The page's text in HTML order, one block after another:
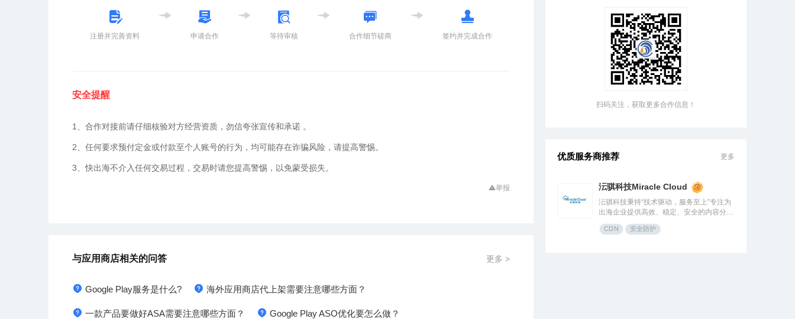
注册并完善资料 申请合作 等待审核 合作细节磋商 签约并完成合作
安全提醒
1、合作对接前请仔细核验对方经营资质，勿信夸张宣传和承诺 。
2、任何要求预付定金或付款至个人账号的行为，均可能存在诈骗风险，请提高警惕。
3、快出海不介入任何交易过程，交易时请您提高警惕，以免蒙受损失。
举报
与应用商店相关的问答 更多 >
Google Play服务是什么? 海外应用商店代上架需要注意哪些方面？
一款产品要做好ASA需要注意哪些方面？ Google Play ASO优化要怎么做？
扫码关注，获取更多合作信息！
优质服务商推荐 更多
沄骐科技Miracle Cloud
沄骐科技秉持“技术驱动，服务至上”专注为
出海企业提供高效、稳定、安全的内容分发
（CDN）与云服务解决方案，是全球边缘
云领导者Fastly中国区首个合作伙伴。团队
CDN 安全防护